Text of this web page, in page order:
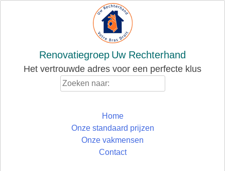
Renovatiegroep Uw Rechterhand
Het vertrouwde adres voor een perfecte klus
Home
Onze standaard prijzen
Onze vakmensen
Contact